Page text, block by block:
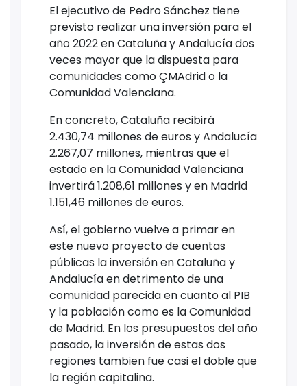
El ejecutivo de Pedro Sánchez tiene
previsto realizar una inversión para el
año 2022 en Cataluña y Andalucía dos
veces mayor que la dispuesta para
comunidades como ÇMAdrid o la
Comunidad Valenciana.
En concreto, Cataluña recibirá
2.430,74 millones de euros y Andalucía
2.267,07 millones, mientras que el
estado en la Comunidad Valenciana
invertirá 1.208,61 millones y en Madrid
1.151,46 millones de euros.
Así, el gobierno vuelve a primar en
este nuevo proyecto de cuentas
públicas la inversión en Cataluña y
Andalucía en detrimento de una
comunidad parecida en cuanto al PIB
y la población como es la Comunidad
de Madrid. En los presupuestos del año
pasado, la inversión de estas dos
regiones tambien fue casi el doble que
la región capitalina.